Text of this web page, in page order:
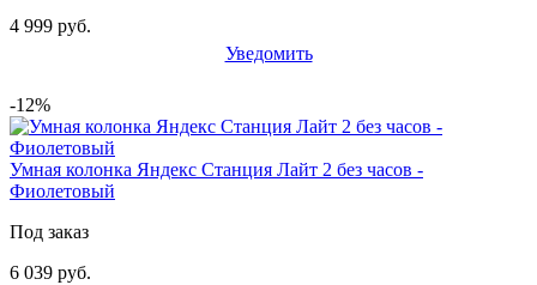
4 999 руб.
Уведомить
-12%
Умная колонка Яндекс Станция Лайт 2 без часов -
Фиолетовый
Под заказ
6 039 руб.